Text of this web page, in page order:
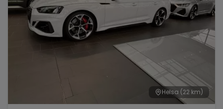
Helsa (22 km)